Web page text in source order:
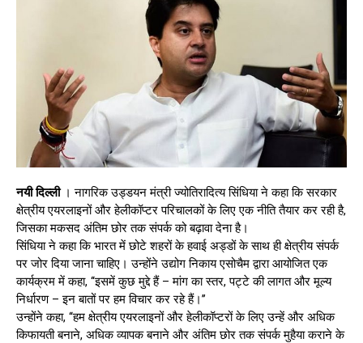
नयी दिल्ली। नागरिक उड्डयन मंत्री ज्योतिरादित्य सिंधिया ने कहा कि सरकार
क्षेत्रीय एयरलाइनों और हेलीकॉप्टर परिचालकों के लिए एक नीति तैयार कर रही है,
जिसका मकसद अंतिम छोर तक संपर्क को बढ़ावा देना है।
सिंधिया ने कहा कि भारत में छोटे शहरों के हवाई अड्डों के साथ ही क्षेत्रीय संपर्क
पर जोर दिया जाना चाहिए। उन्होंने उद्योग निकाय एसोचैम द्वारा आयोजित एक
कार्यक्रम में कहा, ‘‘इसमें कुछ मुद्दे हैं – मांग का स्तर, पट्टे की लागत और मूल्य
निर्धारण – इन बातों पर हम विचार कर रहे हैं।’’
उन्होंने कहा, ‘‘हम क्षेत्रीय एयरलाइनों और हेलीकॉप्टरों के लिए उन्हें और अधिक
किफायती बनाने, अधिक व्यापक बनाने और अंतिम छोर तक संपर्क मुहैया कराने के